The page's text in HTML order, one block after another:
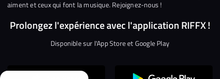
aiment et ceux qui font la musique. Rejoignez-nous !
Prolongez l'expérience avec l'application RIFFX !
Disponible sur l'App Store et Google Play